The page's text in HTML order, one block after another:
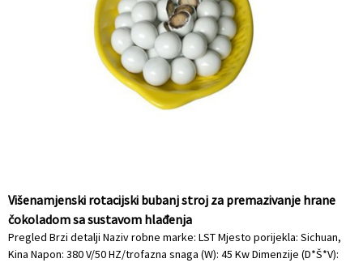
Višenamjenski rotacijski bubanj stroj za premazivanje hrane
čokoladom sa sustavom hlađenja
Pregled Brzi detalji Naziv robne marke: LST Mjesto porijekla: Sichuan,
Kina Napon: 380 V/50 HZ/trofazna snaga (W): 45 Kw Dimenzije (D*Š*V):